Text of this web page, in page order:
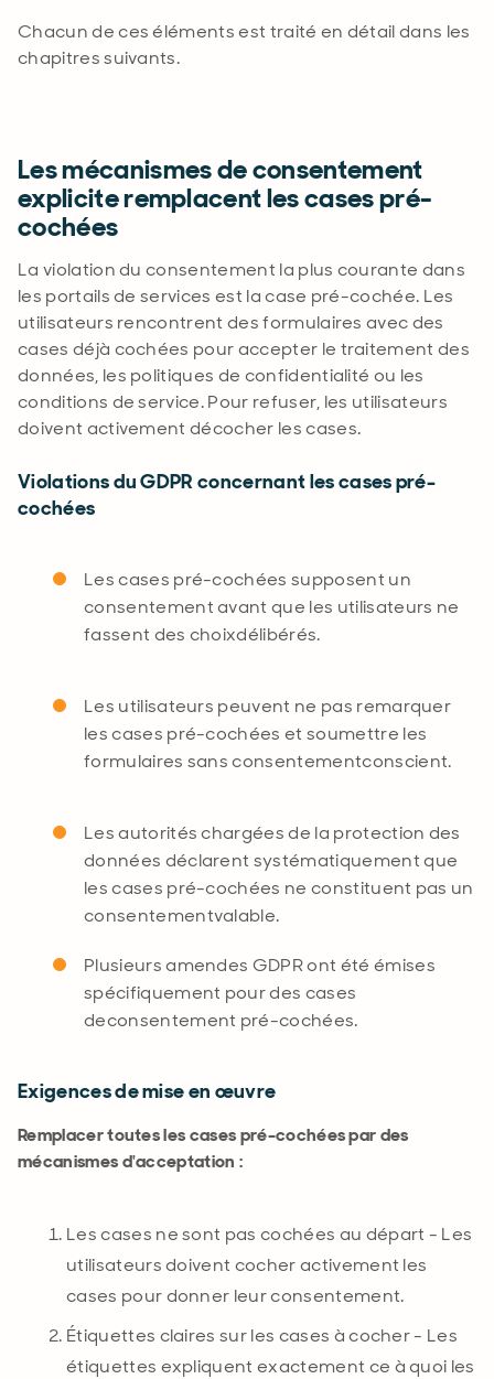
Chacun de ces éléments est traité en détail dans les
chapitres suivants.
Les mécanismes de consentement
explicite remplacent les cases pré-
cochées
La violation du consentement la plus courante dans
les portails de services est la case pré-cochée. Les
utilisateurs rencontrent des formulaires avec des
cases déjà cochées pour accepter le traitement des
données, les politiques de confidentialité ou les
conditions de service. Pour refuser, les utilisateurs
doivent activement décocher les cases.
Violations du GDPR concernant les cases pré-
cochées
Les cases pré-cochées supposent un
consentement avant que les utilisateurs ne
fassent des choixdélibérés.
Les utilisateurs peuvent ne pas remarquer
les cases pré-cochées et soumettre les
formulaires sansconsentementconscient.
Les autorités chargées de la protection des
données déclarent systématiquement que
les cases pré-cochées ne constituent pas un
consentementvalable.
Plusieurs amendes GDPR ont été émises
spécifiquement pour des cases
deconsentement pré-cochées.
Exigences de mise en œuvre
Remplacer toutes les cases pré-cochées par des
mécanismes d'acceptation :
Les cases ne sont pas cochées au départ - Les
utilisateurs doivent cocher activement les
cases pour donner leur consentement.
Étiquettes claires sur les cases à cocher - Les
étiquettes expliquent exactement ce à quoi les